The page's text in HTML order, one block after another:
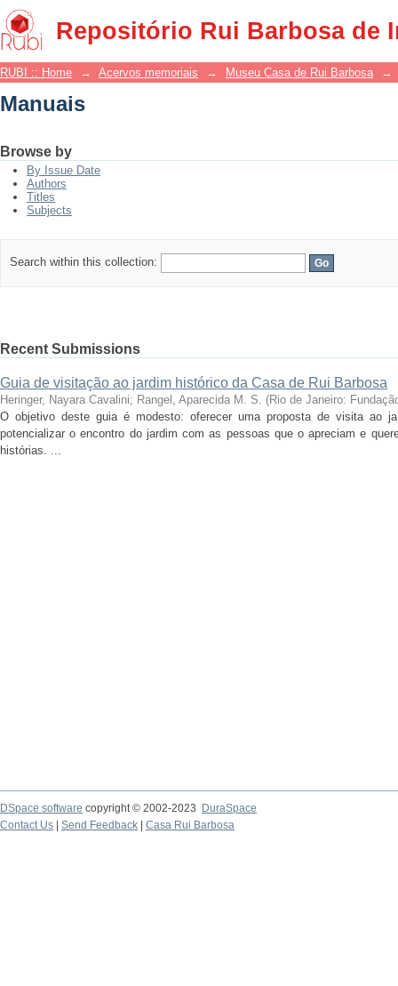
Repositório Rui Barbosa de
Manuais
RUBI :: Home → Acervos memoriais → Museu Casa de Rui Barbosa →
Manuais
Browse by
By Issue Date
Authors
Titles
Subjects
Search within this collection:
Recent Submissions
Guia de visitação ao jardim histórico da Casa de Rui Barbosa
Heringer, Nayara Cavalini; Rangel, Aparecida M. S. (Rio de Janeiro:
O objetivo deste guia é modesto: oferecer uma proposta de visita ao
potencializar o encontro do jardim com as pessoas que o apreciam e
histórias. ...
DSpace software copyright © 2002-2023
DuraSpace
Contact Us
Send Feedback Casa Rui Barbosa